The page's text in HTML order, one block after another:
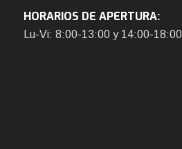
HORARIOS DE APERTURA:
Lu-Vi: 8:00-13:00 y 14:00-18:00